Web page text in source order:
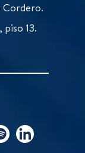
Cordero.
, piso 13.